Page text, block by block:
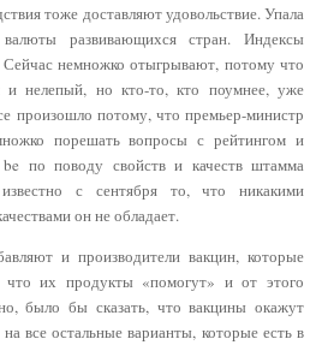
тоже доставляют удовольствие. Упала
развивающихся стран. Индексы
немножко отыгрывают, потому что
и нелепый, но кто-то, кто поумнее, уже
произошло потому, что премьер-министр
порешать вопросы с рейтингом и
по поводу свойств и качеств штамма
с сентября то, что никакими
он не обладает.
и производители вакцин, которые
что их продукты «помогут» и от этого
было бы сказать, что вакцины окажут
все остальные варианты, которые есть в